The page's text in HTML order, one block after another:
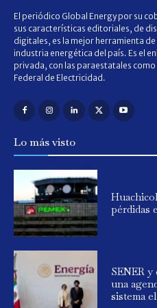
El periódico Global Energy por su
sus características editoriales, de
digitales, es la mejor herramienta
industria energética del país. Es el
privada, con las paraestatales
Federal de Electricidad.
Lo más visto
pérdidas
SENER
una
sistema